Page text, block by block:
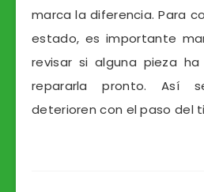
marca la diferencia. Para
estado, es importante
revisar si alguna pieza
repararla pronto. Así
deterioren con el paso del